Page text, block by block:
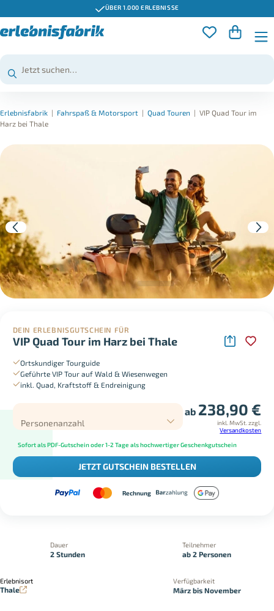
ÜBER 1.000 ERLEBNISSE
Erlebnisfabrik | Fahrspaß & Motorsport | Quad Touren | VIP Quad Tour im
Harz bei Thale
DEIN ERLEBNISGUTSCHEIN FÜR
VIP Quad Tour im Harz bei Thale
Ortskundiger Tourguide
Geführte VIP Tour auf Wald & Wiesenwegen
inkl. Quad, Kraftstoff & Endreinigung
Personenanzahl
ab 238,90 €
inkl. MwSt. zzgl.
Versandkosten
Sofort als PDF-Gutschein oder 1-2 Tage als hochwertiger Geschenkgutschein
JETZT GUTSCHEIN BESTELLEN
Rechnung
Dauer
2 Stunden
Teilnehmer
ab 2 Personen
Erlebnisort
Thale
Verfügbarkeit
März bis November